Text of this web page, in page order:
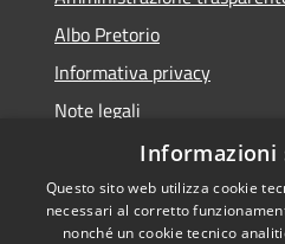
Albo Pretorio
Informativa privacy
Note legali
Dichiarazione di accessibilità
Informazioni
Questo sito web utilizza cookie
necessari al corretto
nonché un cookie tecnico